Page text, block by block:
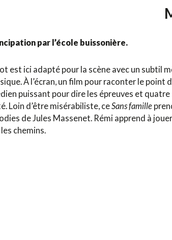
par l’école buissonière.
est ici adapté pour la scène avec un subtil
À l’écran, un film pour raconter le point
puissant pour dire les épreuves et quatre
Loin d’être misérabiliste, ceSans famille
de Jules Massenet. Rémi apprend à
chemins.